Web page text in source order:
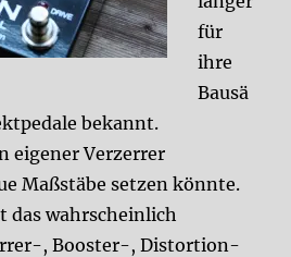
für
ihre
Bausä
bekannt.
eigener Verzerrer
Maßstäbe setzen könnte.
das wahrscheinlich
, Booster-, Distortion-